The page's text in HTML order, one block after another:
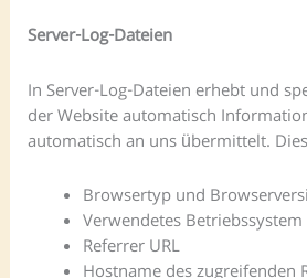
Server-Log-Dateien
In Server-Log-Dateien erhebt und
der Website automatisch
automatisch an uns übermittelt.
Browsertyp und
Verwendetes Betriebssystem
Referrer URL